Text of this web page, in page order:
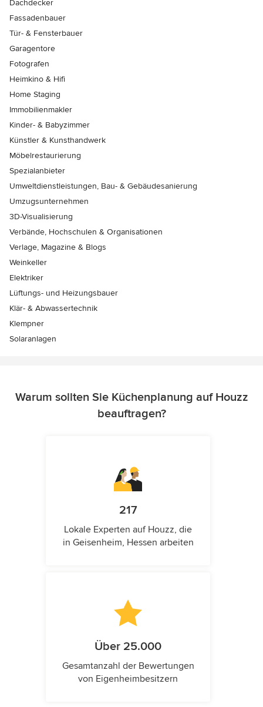
Dachdecker
Fassadenbauer
Tür- & Fensterbauer
Garagentore
Fotografen
Heimkino & Hifi
Home Staging
Immobilienmakler
Kinder- & Babyzimmer
Künstler & Kunsthandwerk
Möbelrestaurierung
Spezialanbieter
Umweltdienstleistungen, Bau- & Gebäudesanierung
Umzugsunternehmen
3D-Visualisierung
Verbände, Hochschulen & Organisationen
Verlage, Magazine & Blogs
Weinkeller
Elektriker
Lüftungs- und Heizungsbauer
Klär- & Abwassertechnik
Klempner
Solaranlagen
Warum sollten Sie Küchenplanung auf Houzz
beauftragen?
217
Lokale Experten auf Houzz, die
in Geisenheim, Hessen arbeiten
Über 25.000
Gesamtanzahl der Bewertungen
von Eigenheimbesitzern